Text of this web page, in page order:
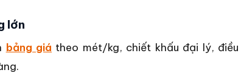
lớn
bảng giá theo mét/kg, chiết khấu đại lý, điều